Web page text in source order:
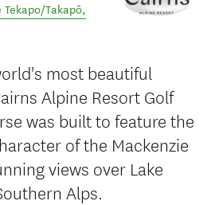
Tekapo/Takapō,
most beautiful
Alpine Resort Golf
was built to feature the
of the Mackenzie
views over Lake
Alps.